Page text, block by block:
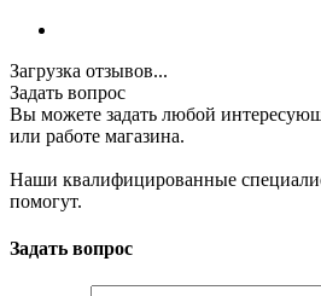
Загрузка отзывов...
Задать вопрос
Вы можете задать любой
или работе магазина.
Наши квалифицированные
помогут.
Задать вопрос